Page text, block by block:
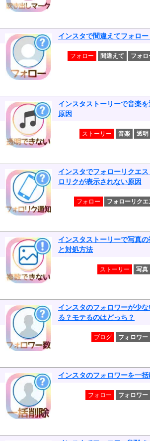
インスタで間違えてフォロ
フォロー 間違えて フォロ
インスタストーリーで音楽
原因
ストーリー 音楽 透明
インスタでフォローリクエ
ロリクが表示されない原因
フォロー フォローリクエ
インスタストーリーで写真
と対処方法
ストーリー 写真
インスタのフォロワーが少
る？モテるのはどっち？
ブログ フォロワー
インスタのフォロワーを一括
フォロー フォロワー